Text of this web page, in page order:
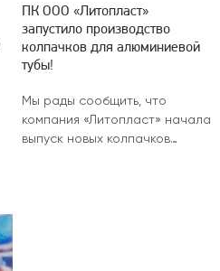
ПК ООО «Литопласт»
запустило производство
колпачков для алюминиевой
тубы!
Мы рады сообщить, что
компания «Литопласт» начала
выпуск новых колпачков…